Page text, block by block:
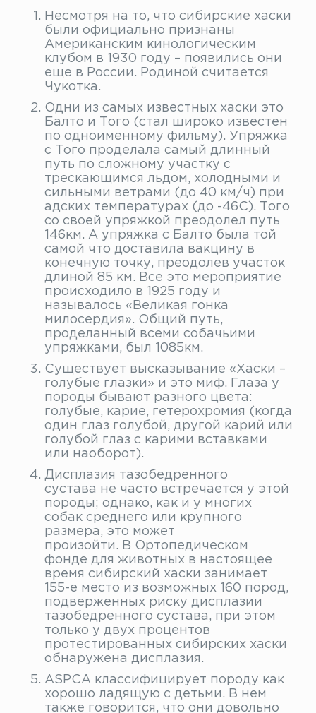
Несмотря на то, что сибирские хаски
были официально признаны
Американским кинологическим
клубом в 1930 году – появились они
еще в России. Родиной считается
Чукотка.
Одни из самых известных хаски это
Балто и Того (стал широко известен
по одноименному фильму). Упряжка
с Того проделала самый длинный
путь по сложному участку с
трескающимся льдом, холодными и
сильными ветрами (до 40 км/ч) при
адских температурах (до -46С). Того
со своей упряжкой преодолел путь
146км. А упряжка с Балто была той
самой что доставила вакцину в
конечную точку, преодолев участок
длиной 85 км. Все это мероприятие
происходило в 1925 году и
называлось «Великая гонка
милосердия». Общий путь,
проделанный всеми собачьими
упряжками, был 1085км.
Существует высказывание «Хаски –
голубые глазки» и это миф. Глаза у
породы бывают разного цвета:
голубые, карие, гетерохромия (когда
один глаз голубой, другой карий или
голубой глаз с карими вставками
или наоборот).
Дисплазия тазобедренного
сустава не часто встречается у этой
породы; однако, как и у многих
собак среднего или крупного
размера, это может
произойти. В Ортопедическом
фонде для животных в настоящее
время сибирский хаски занимает
155-е место из возможных 160 пород,
подверженных риску дисплазии
тазобедренного сустава, при этом
только у двух процентов
протестированных сибирских хаски
обнаружена дисплазия.
ASPCA классифицирует породу как
хорошо ладящую с детьми. В нем
также говорится, что они довольно